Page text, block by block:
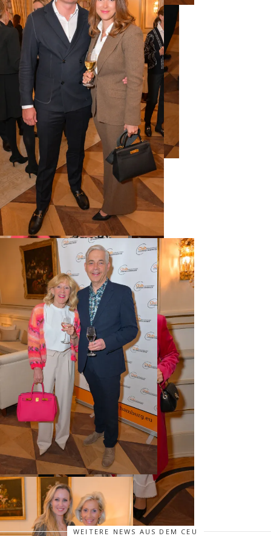
WEITERE NEWS AUS DEM CEU